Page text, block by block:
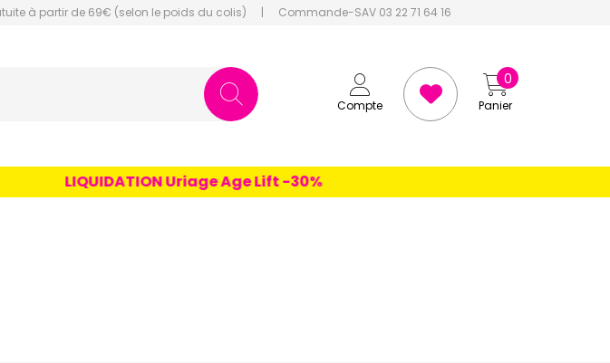
à partir de 69€ (selon le poids du colis) | Commande-SAV 03 22 71 64 16
Compte Panier
0
LIQUIDATION Uriage Age Lift -30%